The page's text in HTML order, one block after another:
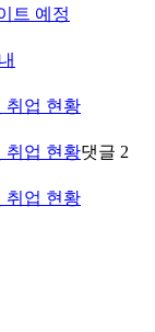
트 예정
취업 현황
취업 현황댓글 2
취업 현황